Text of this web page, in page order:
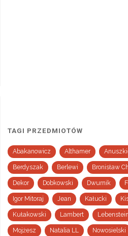
TAGI PRZEDMIOTÓW
Abakanowicz Althamer
Berdyszak Berlewi Bronisław
Dekor Dobkowski Dwurnik
Igor Mitoraj Jean Kałucki
Kułakowski Lambert Lebenstein
Mojżesz Natalia LL Nowosielski